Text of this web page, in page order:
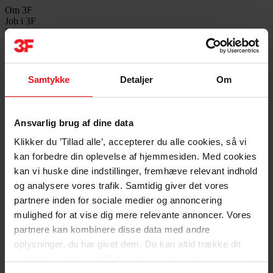
Samtykke Detaljer Om
Ansvarlig brug af dine data
Klikker du ’Tillad alle’, accepterer du alle cookies, så vi
kan forbedre din oplevelse af hjemmesiden. Med cookies
kan vi huske dine indstillinger, fremhæve relevant indhold
og analysere vores trafik. Samtidig giver det vores
partnere inden for sociale medier og annoncering
mulighed for at vise dig mere relevante annoncer. Vores
partnere kan kombinere disse data med andre
oplysninger, du har givet dem. Du kan altid trække dit
Om 3F
Job i 3F
Her finder du en oversigt over ledige jobs i 3F's afdelinger og i
Forbundshuset. Du kan også finde information om hvordan vi
behandler ansøgninger, og hvad der skal ske, hvis du bliver indkaldt
til en samtale.
Ledige jobs i 3F
Er du på udkig efter et nyt job? Se, hvilke muligheder der er for job i
Gå til jobs
Gå til jobs
Læs om 3F som organisation og hvordan det er at arbejde her.
Rekrutteringsforløb i 3F
Få viden om, hvordan en ansættelsesproces i 3F forløber.
Bliv elev hos 3F